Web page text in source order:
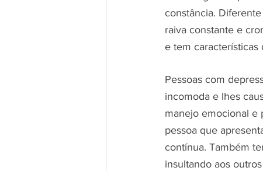
constância.
raiva constante e
e tem características
Pessoas com
incomoda e lhes
manejo emocional e
pessoa que
contínua. Também
insultando aos